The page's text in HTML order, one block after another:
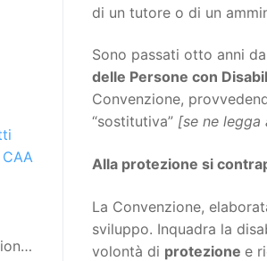
di un tutore o di un
Sono passati otto anni
delle Persone con
Convenzione,
“sostitutiva” [se ne legga
Alla protezione si
La Convenzione,
sviluppo. Inquadra la
volontà di protezione e